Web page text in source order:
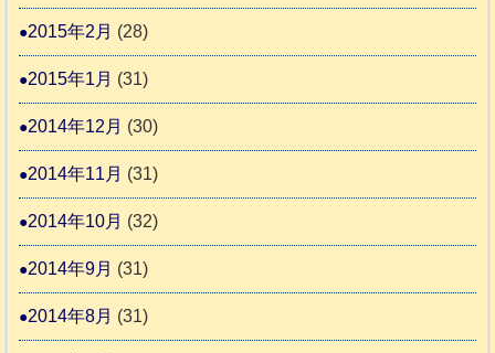
2015年2月 (28)
2015年1月 (31)
2014年12月 (30)
2014年11月 (31)
2014年10月 (32)
2014年9月 (31)
2014年8月 (31)